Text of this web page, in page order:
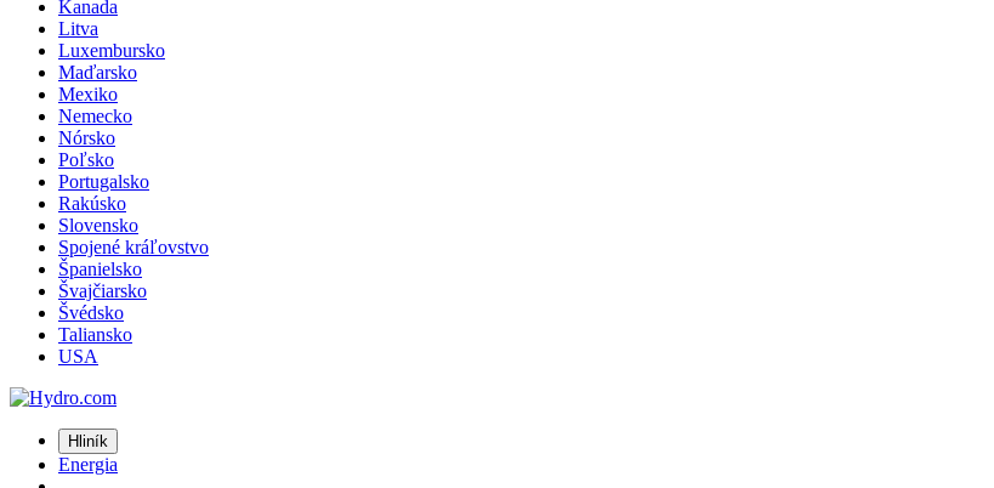
Kanada
Litva
Luxembursko
Maďarsko
Mexiko
Nemecko
Nórsko
Poľsko
Portugalsko
Rakúsko
Slovensko
Spojené kráľovstvo
Španielsko
Švajčiarsko
Švédsko
Taliansko
USA
Hliník
Energia